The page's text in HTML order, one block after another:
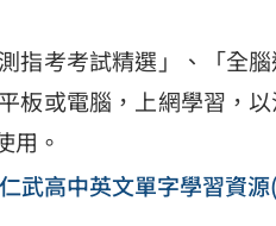
指考考試精選」、「全
板或電腦，上網學習，
用。
武高中英文單字學習資